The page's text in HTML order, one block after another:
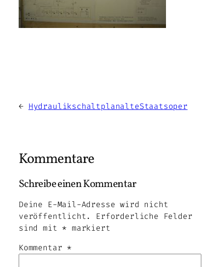
← HydraulikschaltplanalteStaatsoper
Kommentare
Schreibe einen Kommentar
Deine E-Mail-Adresse wird nicht
veröffentlicht.
Erforderliche Felder
sind mit * markiert
Kommentar *